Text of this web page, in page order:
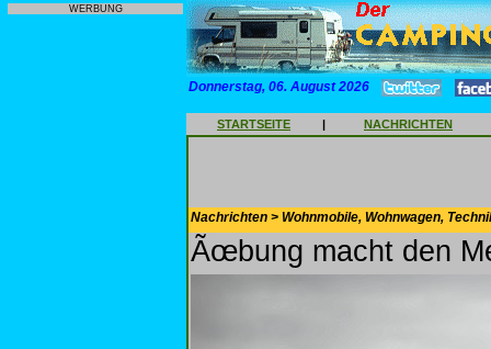
WERBUNG
Donnerstag, 06. August 2026
STARTSEITE | NACHRICHTEN
Nachrichten > Wohnmobile, Wohnwagen,
Ãœbung macht den